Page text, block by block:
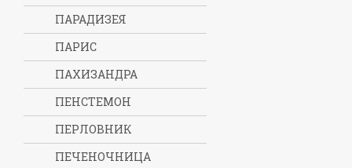
ПАРАДИЗЕЯ
ПАРИС
ПАХИЗАНДРА
ПЕНСТЕМОН
ПЕРЛОВНИК
ПЕЧЕНОЧНИЦА